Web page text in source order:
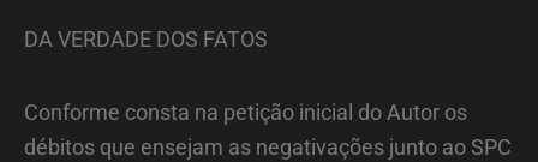
DA VERDADE DOS FATOS
Conforme consta na petição inicial do Autor os
débitos que ensejam as negativações junto ao SPC